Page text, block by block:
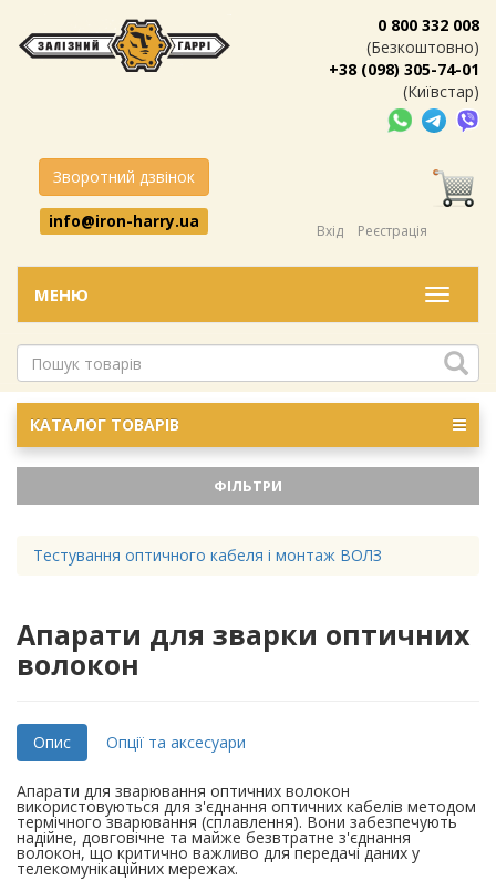
0 800 332 008
(Безкоштовно)
+38 (098) 305-74-01
(Київстар)
Зворотний дзвінок
info@iron-harry.ua
Вхід Реєстрація
Меню
МЕНЮ
КАТАЛОГ ТОВАРІВ
ФІЛЬТРИ
Тестування оптичного кабеля і монтаж ВОЛЗ
Апарати для зварки оптичних
волокон
Опис Опції та аксесуари
Апарати для зварювання оптичних волокон
використовуються для з'єднання оптичних кабелів методом
термічного зварювання (сплавлення). Вони забезпечують
надійне, довговічне та майже безвтратне з'єднання
волокон, що критично важливо для передачі даних у
телекомунікаційних мережах.